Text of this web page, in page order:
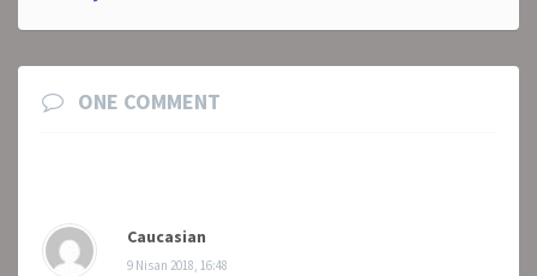
ONE COMMENT
Caucasian
9 Nisan 2018, 16:48